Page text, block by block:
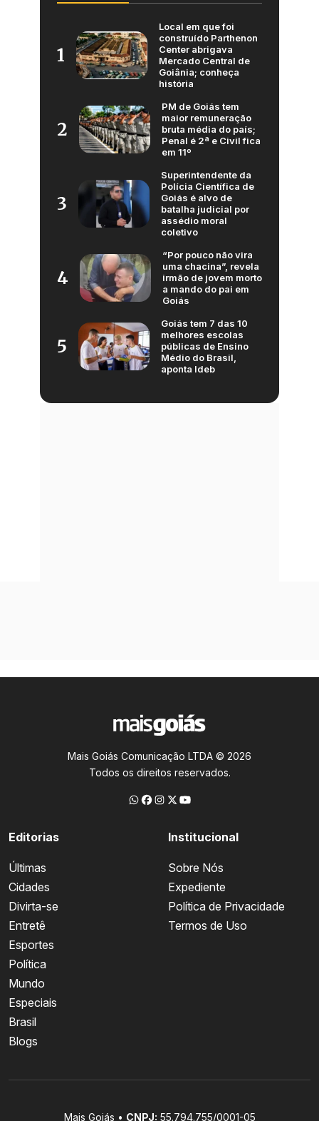
1
Local em que foi
construído Parthenon
Center abrigava
Mercado Central de
Goiânia; conheça
história
2
PM de Goiás tem
maior remuneração
bruta média do país;
Penal é 2ª e Civil fica
em 11º
3
Superintendente da
Polícia Científica de
Goiás é alvo de
batalha judicial por
assédio moral
coletivo
4
“Por pouco não vira
uma chacina”, revela
irmão de jovem morto
a mando do pai em
Goiás
5
Goiás tem 7 das 10
melhores escolas
públicas de Ensino
Médio do Brasil,
aponta Ideb
Mais Goiás Comunicação LTDA © 2026
Todos os direitos reservados.
Editorias
Últimas
Cidades
Divirta-se
Entretê
Esportes
Política
Mundo
Especiais
Brasil
Blogs
Institucional
Sobre Nós
Expediente
Política de Privacidade
Termos de Uso
Mais Goiás • CNPJ: 55.794.755/0001-05